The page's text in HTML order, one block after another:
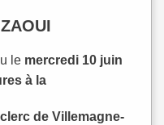
le mercredi 10 juin
à la
de Villemagne-